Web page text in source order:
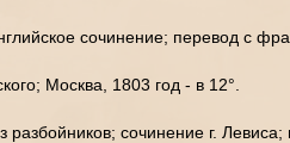
сочинение; перевод с
Москва, 1803 год - в 12°.
сочинение г.